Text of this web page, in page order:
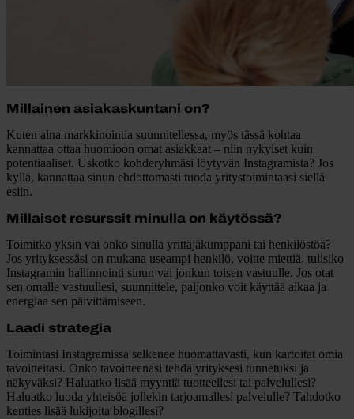
Millainen asiakaskuntani on?
Kuten aina markkinointia suunnitellessa, myös tässä kohtaa
kannattaa ottaa huomioon omat asiakkaat – niin nykyiset kuin
potentiaaliset. Uskotko kohderyhmäsi löytyvän Instagramista? Jos
kyllä, kannattaa sinun ehdottomasti tuoda yritystoimintaasi siellä
esiin.
Millaiset resurssit minulla on käytössä?
Toimitko yksin vai onko sinulla yrittäjäkumppani tai henkilöstöä?
Jos yrityksessäsi on mukana useampi henkilö, voitte miettiä, tulisiko
Instagramin hallinnointi sinun vai jonkun toisen vastuulle. Jos otat
sen omalle vastuullesi, suunnittele, paljonko voit käyttää aikaa ja
energiaa sen päivittämiseen.
Laadi strategia
Toimintasi Instagramissa selkenee huomattavasti, kun kartoitat omia
tavoitteitasi. Onko tavoitteenasi tehdä yrityksesi tunnetuksi ja
näkyväksi? Haluatko lisää myyntiä tuotteellesi tai palvelullesi?
Haluatko luoda yhteisöä jollekin tarjoamallesi palvelulle? Tahdotko
kenties lisää lukijoita blogillesi?